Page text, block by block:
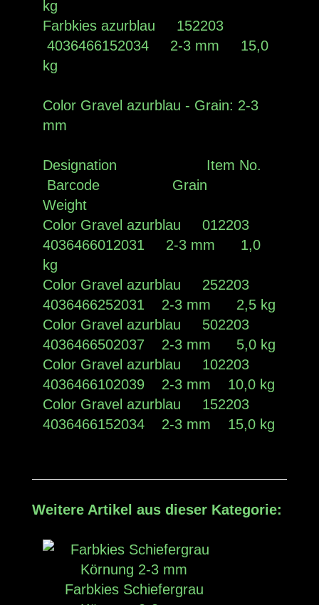
kg
Farbkies azurblau 152203
4036466152034 2-3 mm 15,0
kg
Color Gravel azurblau - Grain: 2-3
mm
Designation Item No.
Barcode Grain
Weight
Color Gravel azurblau 012203
4036466012031 2-3 mm 1,0
kg
Color Gravel azurblau 252203
4036466252031 2-3 mm 2,5 kg
Color Gravel azurblau 502203
4036466502037 2-3 mm 5,0 kg
Color Gravel azurblau 102203
4036466102039 2-3 mm 10,0 kg
Color Gravel azurblau 152203
4036466152034 2-3 mm 15,0 kg
Weitere Artikel aus dieser Kategorie:
Farbkies Schiefergrau